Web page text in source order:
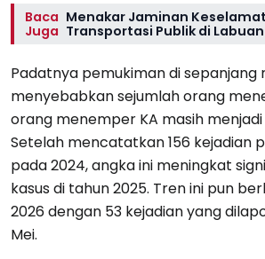
Baca
Juga
Menakar Jaminan
Transportasi Publik di
Padatnya pemukiman di sepanjang
menyebabkan sejumlah orang
orang menemper KA masih
Setelah mencatatkan 156 kejadian
pada 2024, angka ini meningkat
kasus di tahun 2025. Tren ini pun
2026 dengan 53 kejadian yang
Mei.